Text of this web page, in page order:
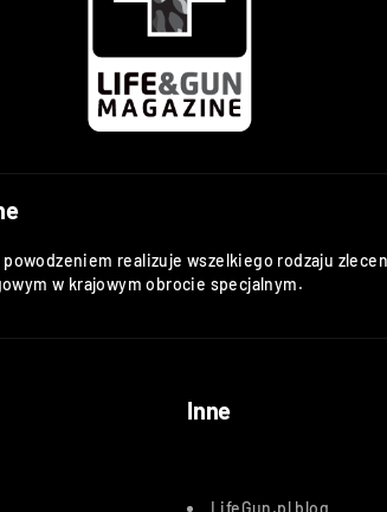
powodzeniem realizuje wszelkiego rodzaju
w krajowym obrocie specjalnym.
Inne
LifeGun.pl blog